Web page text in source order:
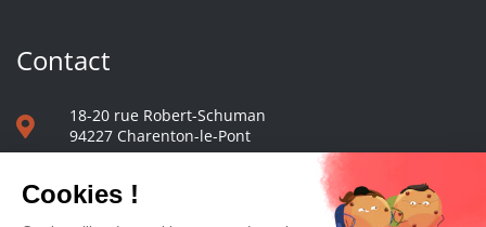
Contact
18-20 rue Robert-Schuman
94227 Charenton-le-Pont